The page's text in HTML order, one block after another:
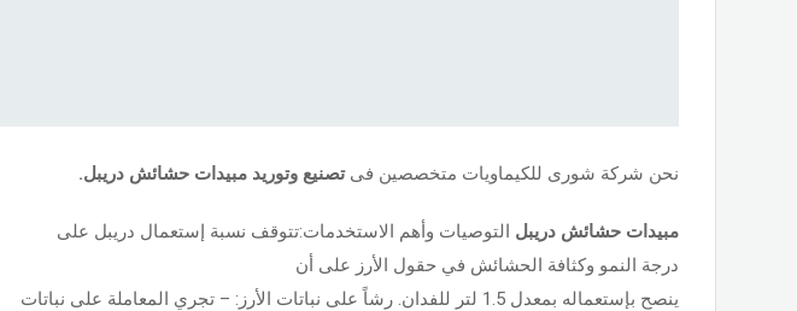
نحن شركة شورى للكيماويات متخصصين فىتصنيع وتوريد مبيدات حشائش دريبل.
مبيدات حشائش دريبل التوصيات وأهم الاستخدمات:تتوقف نسبة إستعمال دريبل على
درجة النمو وكثافة الحشائش في حقول الأرز على أن
ينصح بإستعماله بمعدل 1.5 لتر للفدان. رشاً على نباتات الأرز: – تجري المعاملة على نباتات